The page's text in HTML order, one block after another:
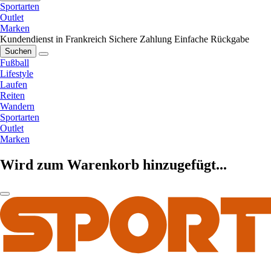
Sportarten
Outlet
Marken
Kundendienst in Frankreich Sichere Zahlung Einfache Rückgabe
Suchen
Fußball
Lifestyle
Laufen
Reiten
Wandern
Sportarten
Outlet
Marken
Wird zum Warenkorb hinzugefügt...